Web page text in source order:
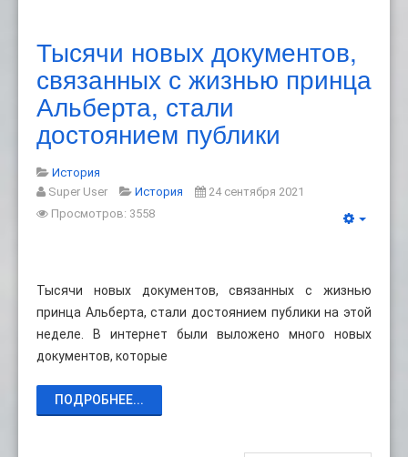
Тысячи новых документов,
связанных с жизнью принца
Альберта, стали
достоянием публики
История
Super User
История
24 сентября 2021
Просмотров: 3558
Тысячи новых документов, связанных с жизнью
принца Альберта, стали достоянием публики на этой
неделе. В интернет были выложено много новых
документов, которые
ПОДРОБНЕЕ...